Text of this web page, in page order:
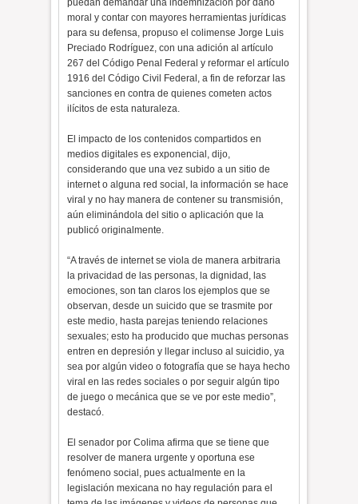
moral y contar con mayores herramientas jurídicas
para su defensa, propuso el colimense Jorge Luis
Preciado Rodríguez, con una adición al artículo
267 del Código Penal Federal y reformar el artículo
1916 del Código Civil Federal, a fin de reforzar las
sanciones en contra de quienes cometen actos
ilícitos de esta naturaleza.
El impacto de los contenidos compartidos en
medios digitales es exponencial, dijo,
considerando que una vez subido a un sitio de
internet o alguna red social, la información se hace
viral y no hay manera de contener su transmisión,
aún eliminándola del sitio o aplicación que la
publicó originalmente.
“A través de internet se viola de manera arbitraria
la privacidad de las personas, la dignidad, las
emociones, son tan claros los ejemplos que se
observan, desde un suicido que se trasmite por
este medio, hasta parejas teniendo relaciones
sexuales; esto ha producido que muchas personas
entren en depresión y llegar incluso al suicidio, ya
sea por algún video o fotografía que se haya hecho
viral en las redes sociales o por seguir algún tipo
de juego o mecánica que se ve por este medio”,
destacó.
El senador por Colima afirma que se tiene que
resolver de manera urgente y oportuna ese
fenómeno social, pues actualmente en la
legislación mexicana no hay regulación para el